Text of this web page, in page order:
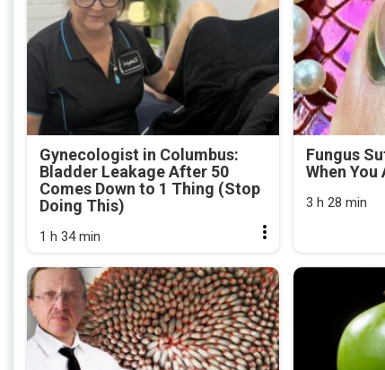
Gynecologist in Columbus:
Bladder Leakage After 50
Comes Down to 1 Thing (Stop
Doing This)
1 h 34 min
Fungus
When
3 h 28 min